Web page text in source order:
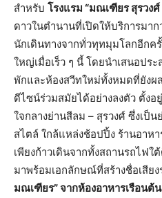
สำหรับ โรงแรม “มณเฑียร สุรวงศ์
ดาวในตำนานที่เปิดให้บริการมา
นักเดินทางจากทั่วทุทมุมโลกอีกค
ใหญ่เมื่อเร็ว ๆ นี้ โดยนำเสนอปร
พักและห้องสวีทใหม่ทั้งหมดที่ยังผ
ดีไซน์ร่วมสมัยได้อย่างลงตัว ตั้งอ
ใจกลางย่านสีลม – สุรวงศ์ ซึ่งเป็
สไตล์ ใกล้แหล่งช้อปปิ้ง ร้านอาห
เพียงก้าวเดินจากทั้งสถานรถไฟ
มาพร้อมเอกลักษณ์ที่สร้างชื่อเสีย
มณเฑียร” จากห้องอาหารเรือนต้น